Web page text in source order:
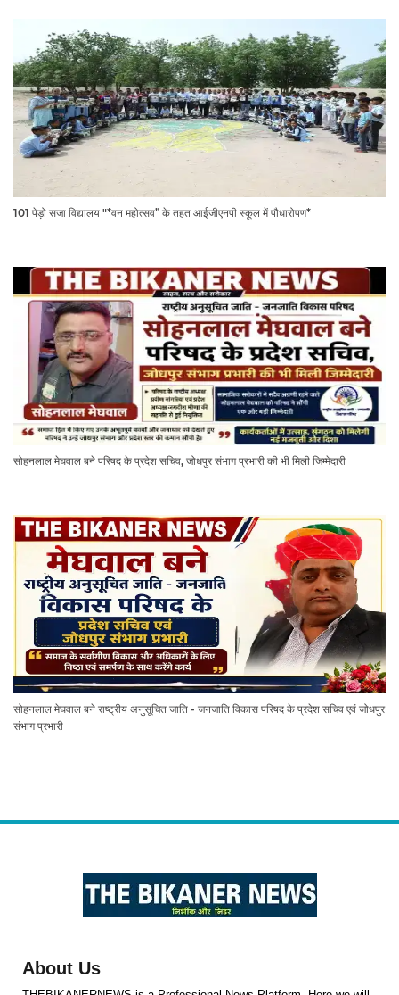
101 पेड़ो सजा विद्यालय "*वन महोत्सव” के तहत आईजीएनपी स्कूल में पौधारोपण*
सोहनलाल मेघवाल बने परिषद के प्रदेश सचिव, जोधपुर संभाग प्रभारी की भी मिली जिम्मेदारी
सोहनलाल मेघवाल बने राष्ट्रीय अनुसूचित जाति - जनजाति विकास परिषद के प्रदेश सचिव एवं जोधपुर
संभाग प्रभारी
About Us